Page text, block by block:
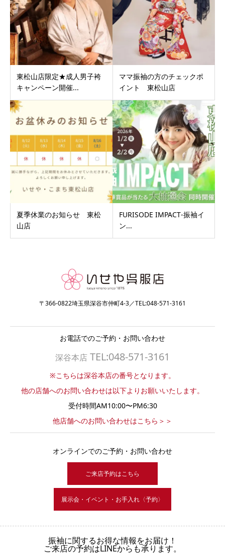
東松山店限定★成人男子袴
キャンペーン開催...
ママ振袖の方のチェックポ
イント 東松山店
夏季休業のお知らせ 東松
山店
FURISODE IMPACT‐振袖イ
ン...
〒366-0822埼玉県深谷市仲町4-3／TEL:048-571-3161
お電話でのご予約・お問い合わせ
深谷本店 TEL:048-571-3161
※こちらは深谷本店の番号となります。
他の店舗へのお問い合わせは以下よりお願いいたします。
受付時間AM10:00〜PM6:30
他店舗へのお問い合わせはこちら＞＞
オンラインでのご予約・お問い合わせ
ご来店予約はこちら
展示会・イベント・お手入れ〈予約〉
振袖に関するお得な情報をお届け！
ご来店の予約はLINEからも承ります。